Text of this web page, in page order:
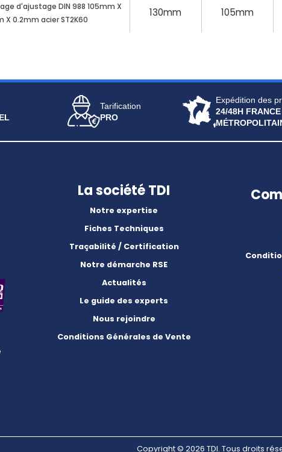
d'ajustage DIN 988 105mm X
X 0.2mm acier ST2K60
130mm 105mm
Tarification
PRO
Expédition des
24/48H FRANCE
La société TDI
Notre expertise
Fiches Techniques
Traçabilité / Certification
Notre démarche RSE
Actualités
Le guide des experts
Nous rejoindre
Conditions Générales de Vente
Copyright © 2026 TDI. Tous droits